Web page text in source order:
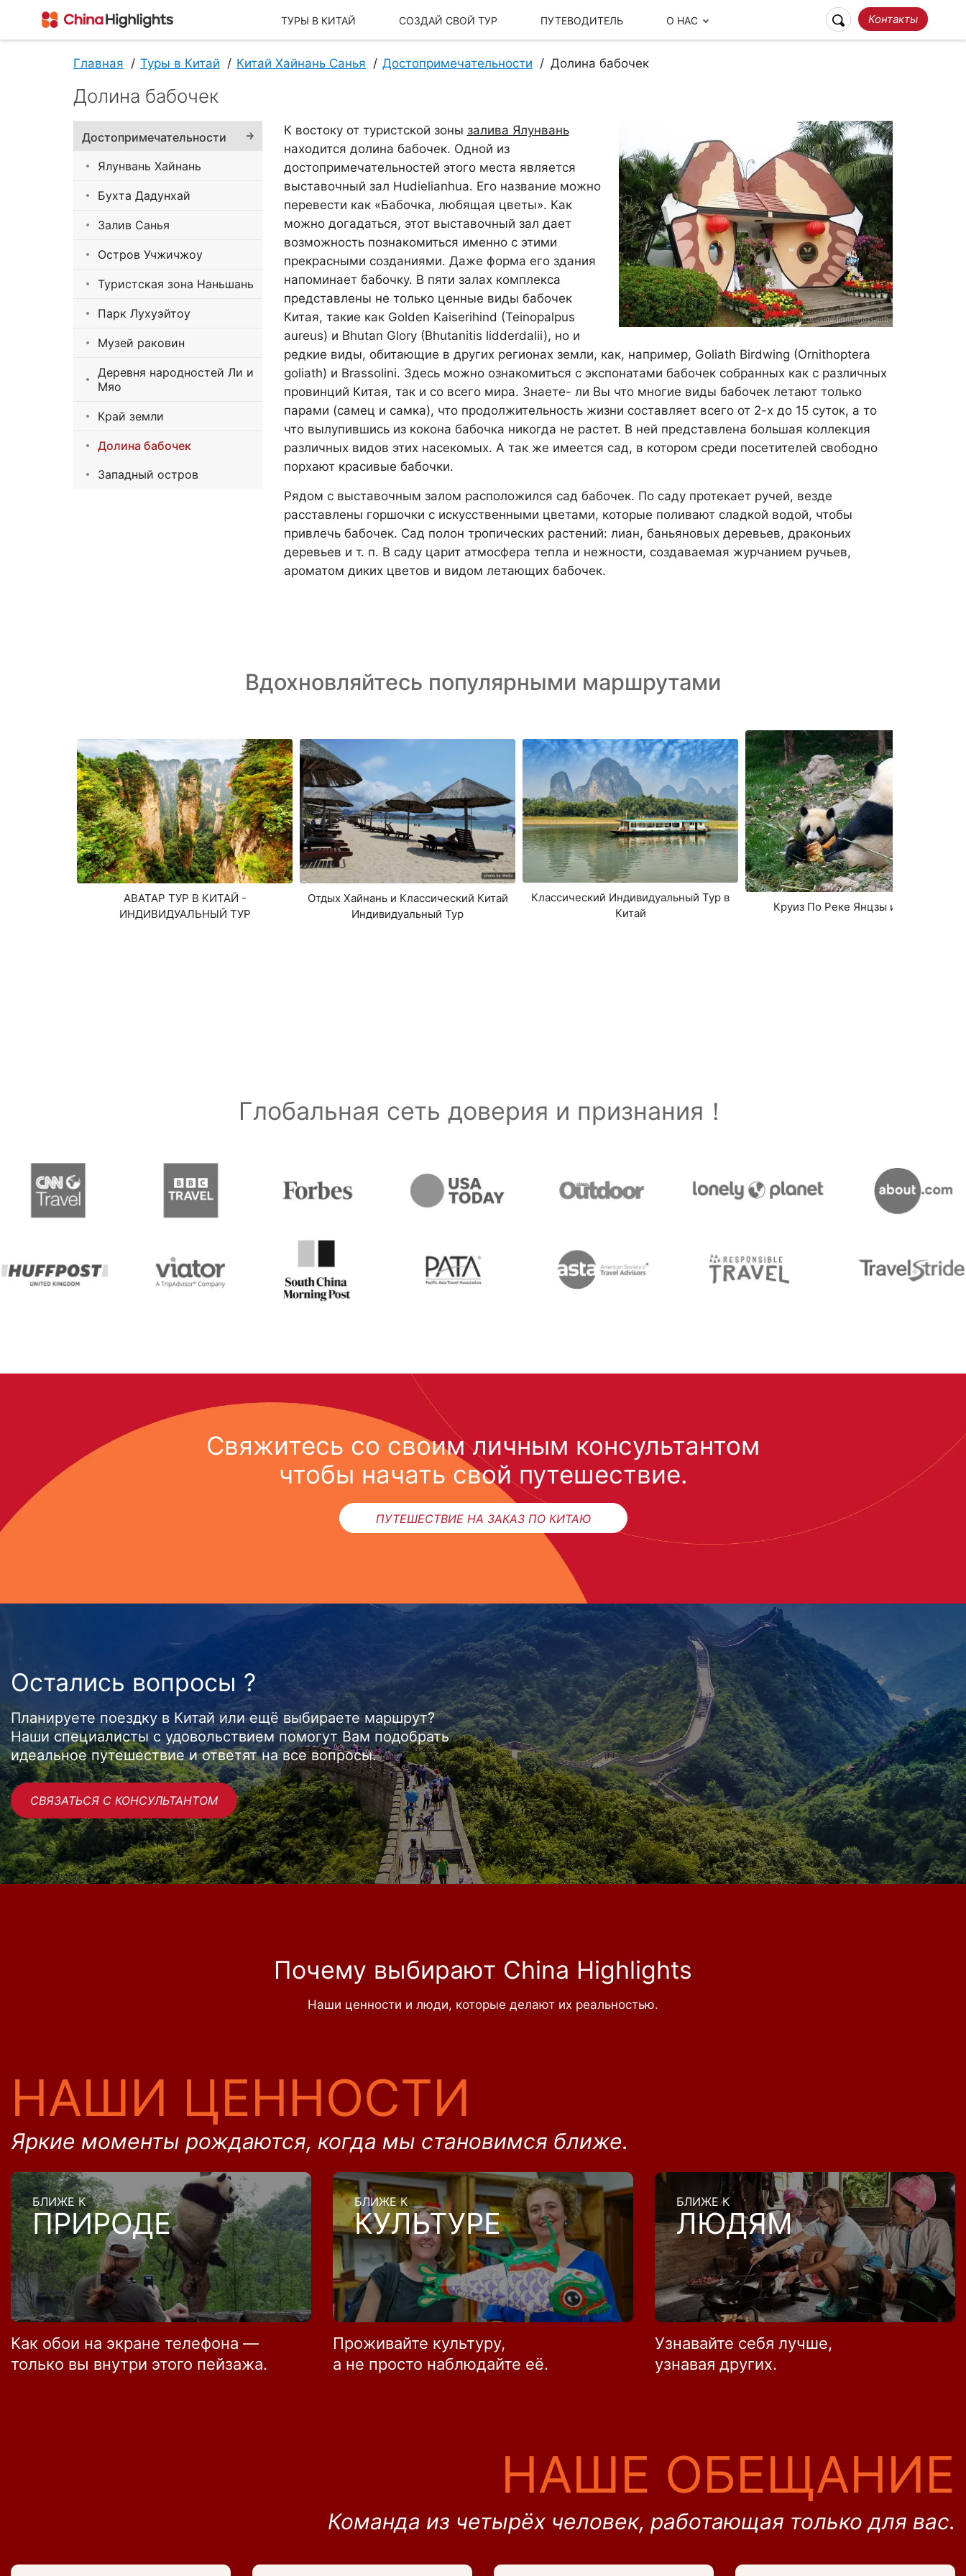
ТУРЫ В КИТАЙ СОЗДАЙ СВОЙ ТУР ПУТЕВОДИТЕЛЬ О НАС
О China Highlights Наша История Наш бренд Наши отзывы
Ответственное
Путешествие
Контакты
Главная Туры в Китай Китай Хайнань Санья Достопримечательности Долина бабочек
Долина бабочек
К востоку от туристской зоны залива Ялунвань
находится долина бабочек. Одной из
достопримечательностей этого места является
выставочный зал Hudielianhua. Его название можно
перевести как «Бабочка, любящая цветы». Как
можно догадаться, этот выставочный зал дает
возможность познакомиться именно с этими
прекрасными созданиями. Даже форма его здания
напоминает бабочку. В пяти залах комплекса
представлены не только ценные виды бабочек
Китая, такие как Golden Kaiserihind (Teinopalpus
aureus) и Bhutan Glory (Bhutanitis lidderdalii), но и
редкие виды, обитающие в других регионах земли, как, например, Goliath Birdwing (Ornithoptera
goliath) и Brassolini. Здесь можно ознакомиться с экспонатами бабочек собранных как с различных
провинций Китая, так и со всего мира. Знаете- ли Вы что многие виды бабочек летают только
парами (самец и самка), что продолжительность жизни составляет всего от 2-х до 15 суток, а то
что вылупившись из кокона бабочка никогда не растет. В ней представлена большая коллекция
различных видов этих насекомых. А так же имеется сад, в котором среди посетителей свободно
порхают красивые бабочки.
Рядом с выставочным залом расположился сад бабочек. По саду протекает ручей, везде
расставлены горшочки с искусственными цветами, которые поливают сладкой водой, чтобы
привлечь бабочек. Сад полон тропических растений: лиан, баньяновых деревьев, драконьих
деревьев и т. п. В саду царит атмосфера тепла и нежности, создаваемая журчанием ручьев,
ароматом диких цветов и видом летающих бабочек.
Достопримечательности
Ялунвань Хайнань
Бухта Дадунхай
Залив Санья
Остров Учжичжоу
Туристская зона Наньшань
Парк Лухуэйтоу
Музей раковин
Деревня народностей Ли и
Мяо
Край земли
Долина бабочек
Западный остров
Вдохновляйтесь популярными маршрутами
АВАТАР ТУР В КИТАЙ -
ИНДИВИДУАЛЬНЫЙ ТУР
Отдых Хайнань и Классический Китай
Индивидуальный Тур
Классический Индивидуальный Тур в
Китай
Круиз По Реке Янцзы и Панды
Глобальная сеть доверия и признания！
Свяжитесь со своим личным консультантом
чтобы начать свой путешествие.
ПУТЕШЕСТВИЕ НА ЗАКАЗ ПО КИТАЮ
Остались вопросы ?
Планируете поездку в Китай или ещё выбираете маршрут?
Наши специалисты с удовольствием помогут Вам подобрать
идеальное путешествие и ответят на все вопросы.
СВЯЗАТЬСЯ С КОНСУЛЬТАНТОМ
Почему выбирают China Highlights
Наши ценности и люди, которые делают их реальностью.
НАШИ ЦЕННОСТИ
Яркие моменты рождаются, когда мы становимся ближе.
БЛИЖЕ К
ПРИРОДЕ
Как обои на экране телефона —
только вы внутри этого пейзажа.
БЛИЖЕ К
КУЛЬТУРЕ
Проживайте культуру,
а не просто наблюдайте её.
БЛИЖЕ К
ЛЮДЯМ
Узнавайте себя лучше,
узнавая других.
НАШЕ ОБЕЩАНИЕ
Команда из четырёх человек, работающая только для вас.